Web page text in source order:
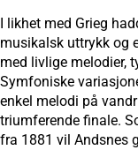
I likhet med Grieg
musikalsk uttrykk og
med livlige melodier,
Symfoniske
enkel melodi på
triumferende finale.
fra 1881 vil Andsnes